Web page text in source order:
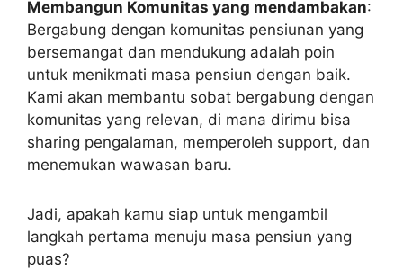
Membangun Komunitas yang mendambakan:
Bergabung dengan komunitas pensiunan yang
bersemangat dan mendukung adalah poin
untuk menikmati masa pensiun dengan baik.
Kami akan membantu sobat bergabung dengan
komunitas yang relevan, di mana dirimu bisa
sharing pengalaman, memperoleh support, dan
menemukan wawasan baru.
Jadi, apakah kamu siap untuk mengambil
langkah pertama menuju masa pensiun yang
puas?